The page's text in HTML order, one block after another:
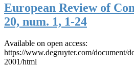
European Review of
20, num. 1, 1-24
Available on open access:
https://www.degruyter.com/document/
2001/html